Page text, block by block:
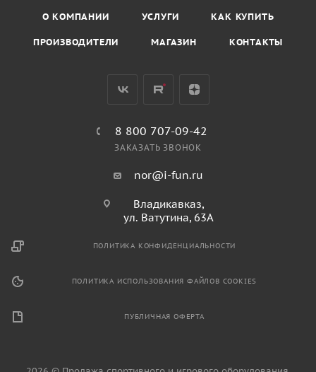
О КОМПАНИИ УСЛУГИ КАК КУПИТЬ
ПРОИЗВОДИТЕЛИ МАГАЗИН КОНТАКТЫ
8 800 707-09-42
ЗАКАЗАТЬ ЗВОНОК
nor@i-fun.ru
Владикавказ,
ул. Ватутина, 63А
ПОЛИТИКА КОНФИДЕНЦИАЛЬНОСТИ
ПОЛИТИКА ИСПОЛЬЗОВАНИЯ ФАЙЛОВ COOKIES
ПУБЛИЧНАЯ ОФЕРТА